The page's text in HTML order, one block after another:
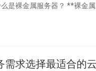
点，帮助您根据业务需求做出明智选择。 ##
求选择最适合的